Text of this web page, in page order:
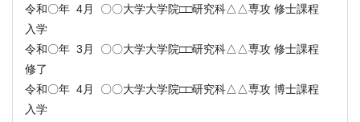
令和〇年 4月 〇〇大学大学院□□研究科△△専攻 修士課程
入学
令和〇年 3月 〇〇大学大学院□□研究科△△専攻 修士課程
修了
令和〇年 4月 〇〇大学大学院□□研究科△△専攻 博士課程
入学